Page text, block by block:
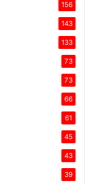
156
143
133
73
73
66
61
45
43
39